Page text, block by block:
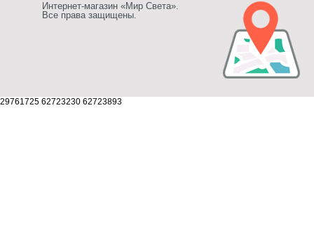
Интернет-магазин «Мир Света».
Все права защищены.
29761725 62723230 62723893